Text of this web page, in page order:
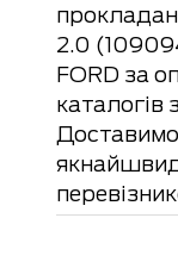
2.0
FORD за
каталогів